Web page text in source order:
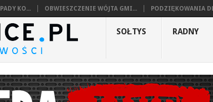
KO... OBWIESZCZENIE WÓJTA GMI... PODZIĘKOWANIA
SOŁTYS RADNY